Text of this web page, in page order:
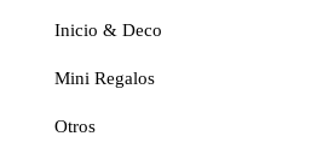
Inicio & Deco
Mini Regalos
Otros